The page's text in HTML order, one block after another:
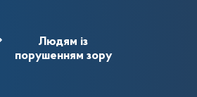
Людям із
порушенням зору